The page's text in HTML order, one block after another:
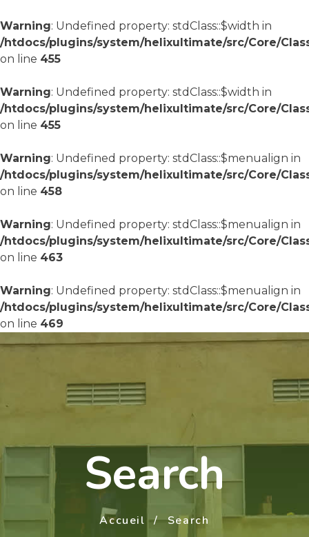
Warning: Undefined property: stdClass::$width in
/htdocs/plugins/system/helixultimate/src/Core/
on line 455
Warning: Undefined property: stdClass::$width in
/htdocs/plugins/system/helixultimate/src/Core/
on line 455
Warning: Undefined property: stdClass::$menualign in
/htdocs/plugins/system/helixultimate/src/Core/
on line 458
Warning: Undefined property: stdClass::$menualign in
/htdocs/plugins/system/helixultimate/src/Core/
on line 463
Warning: Undefined property: stdClass::$menualign in
/htdocs/plugins/system/helixultimate/src/Core/
on line 469
Search
Accueil Search